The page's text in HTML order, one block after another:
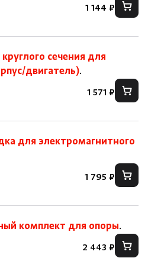
1 144 ₽
сечения для
двигатель).
1 571 ₽
для электромагнитного
1 795 ₽
комплект для опоры.
2 443 ₽